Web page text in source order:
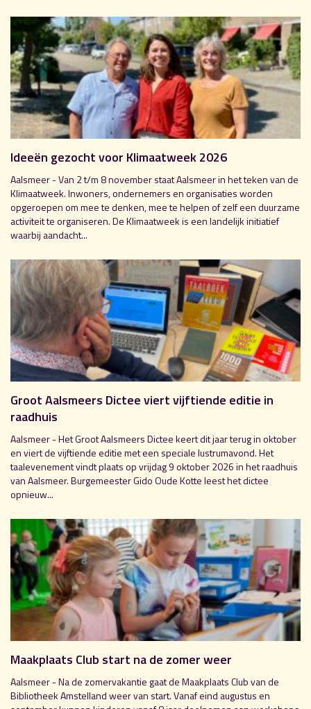
Ideeën gezocht voor Klimaatweek 2026
Aalsmeer - Van 2 t/m 8 november staat Aalsmeer in het teken van de
Klimaatweek. Inwoners, ondernemers en organisaties worden
opgeroepen om mee te denken, mee te helpen of zelf een duurzame
activiteit te organiseren. De Klimaatweek is een landelijk initiatief
waarbij aandacht...
Groot Aalsmeers Dictee viert vijftiende editie in
raadhuis
Aalsmeer - Het Groot Aalsmeers Dictee keert dit jaar terug in oktober
en viert de vijftiende editie met een speciale lustrumavond. Het
taalevenement vindt plaats op vrijdag 9 oktober 2026 in het raadhuis
van Aalsmeer. Burgemeester Gido Oude Kotte leest het dictee
opnieuw...
Maakplaats Club start na de zomer weer
Aalsmeer - Na de zomervakantie gaat de Maakplaats Club van de
Bibliotheek Amstelland weer van start. Vanaf eind augustus en